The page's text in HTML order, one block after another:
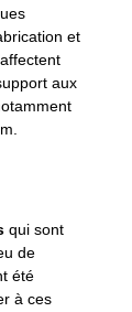
et
aux
qui sont
de
été
à ces